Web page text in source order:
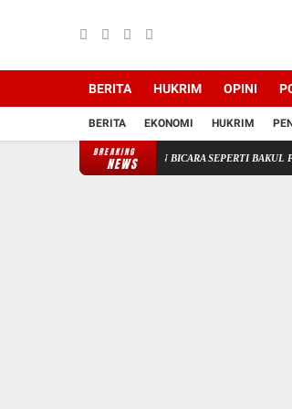
BERITA HUKRIM OPINI
BERITA EKONOMI HUKRIM
BREAKING
NEWS
MUHYI: JANGAN BICARA SEPERTI BAKUL PASAR!